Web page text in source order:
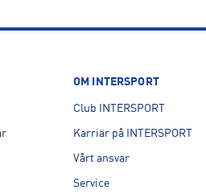
OM INTERSPORT
Club INTERSPORT
Karriär på INTERSPORT
Vårt ansvar
Service